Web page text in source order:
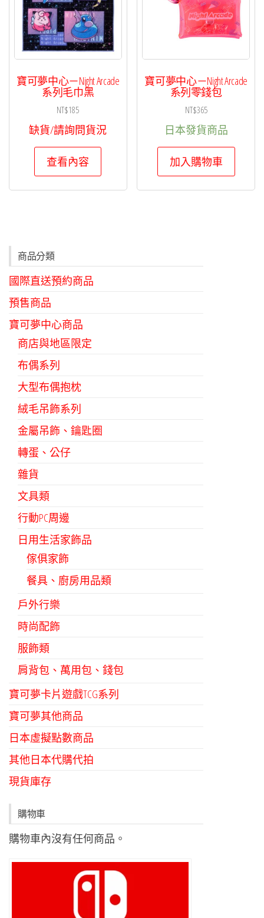
寶可夢中心－Night Arcade
系列毛巾黑
NT$185
缺貨/請詢問貨況
查看內容
寶可夢中心－Night Arcade
系列零錢包
NT$365
日本發貨商品
加入購物車
商品分類
國際直送預約商品
預售商品
寶可夢中心商品
商店與地區限定
布偶系列
大型布偶抱枕
絨毛吊飾系列
金屬吊飾、鑰匙圈
轉蛋、公仔
雜貨
文具類
行動PC周邊
日用生活家飾品
傢俱家飾
餐具、廚房用品類
戶外行樂
時尚配飾
服飾類
肩背包、萬用包、錢包
寶可夢卡片遊戲TCG系列
寶可夢其他商品
日本虛擬點數商品
其他日本代購代拍
現貨庫存
購物車
購物車內沒有任何商品。